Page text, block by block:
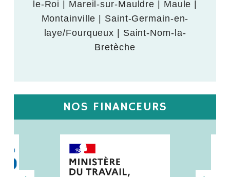
le-Roi | Mareil-sur-Mauldre | Maule |
Montainville | Saint-Germain-en-
laye/Fourqueux | Saint-Nom-la-
Bretèche
NOS FINANCEURS